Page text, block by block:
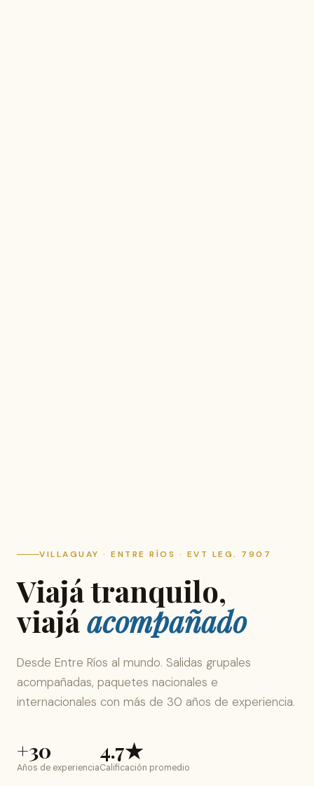
VILLAGUAY · ENTRE RÍOS · EVT LEG. 7907
Viajá tranquilo,
viajáacompañado
Desde Entre Ríos al mundo. Salidas grupales
acompañadas, paquetes nacionales e
internacionales con más de 30 años de experiencia.
+30
Años de experiencia
4.7★
Calificación promedio